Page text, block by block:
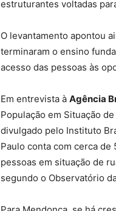
estruturantes voltadas
O levantamento apontou
terminaram o ensino
acesso das pessoas às
Em entrevista à Agência
População em Situação
divulgado pelo Instituto
Paulo conta com cerca
pessoas em situação de
segundo o Observatório